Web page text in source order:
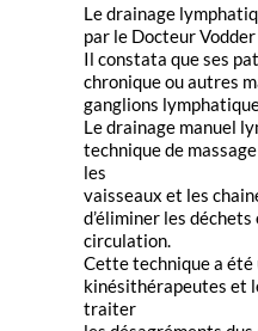
Le drainage
par le Docteur
Il constata que ses
chronique ou autres
ganglions
Le drainage manuel
technique de
les
vaisseaux et les
d’éliminer les
circulation.
Cette technique a
kinésithérapeutes et
traiter